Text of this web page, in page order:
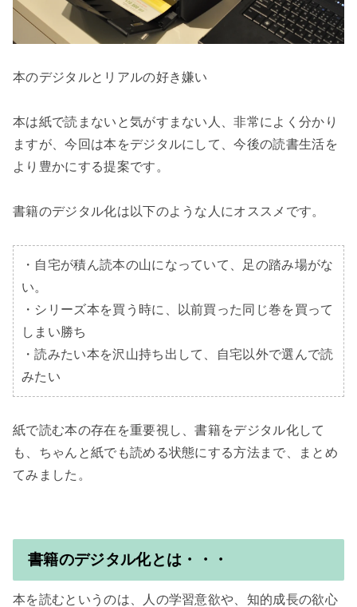
本のデジタルとリアルの好き嫌い
本は紙で読まないと気がすまない人、非常によく分かり
ますが、今回は本をデジタルにして、今後の読書生活を
より豊かにする提案です。
書籍のデジタル化は以下のような人にオススメです。
・自宅が積ん読本の山になっていて、足の踏み場がな
い。
・シリーズ本を買う時に、以前買った同じ巻を買って
しまい勝ち
・読みたい本を沢山持ち出して、自宅以外で選んで読
みたい
紙で読む本の存在を重要視し、書籍をデジタル化して
も、ちゃんと紙でも読める状態にする方法まで、まとめ
てみました。
書籍のデジタル化とは・・・
本を読むというのは、人の学習意欲や、知的成長の欲心